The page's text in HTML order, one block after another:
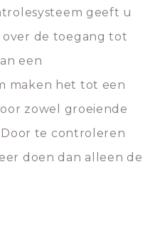
geeft u
de toegang tot
een
maken het tot een
zowel groeiende
te controleren
doen dan alleen de